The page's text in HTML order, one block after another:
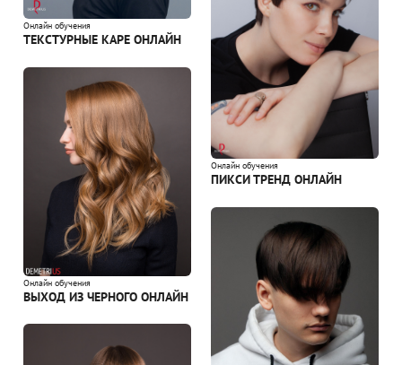
Онлайн обучения
ТЕКСТУРНЫЕ КАРЕ ОНЛАЙН
Онлайн обучения
ПИКСИ ТРЕНД ОНЛАЙН
Онлайн обучения
ВЫХОД ИЗ ЧЕРНОГО ОНЛАЙН